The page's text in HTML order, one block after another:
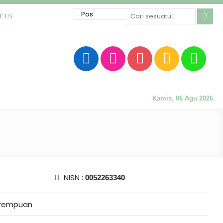
US
Kamis, 06 Agu 2026
NISN : 0052263340